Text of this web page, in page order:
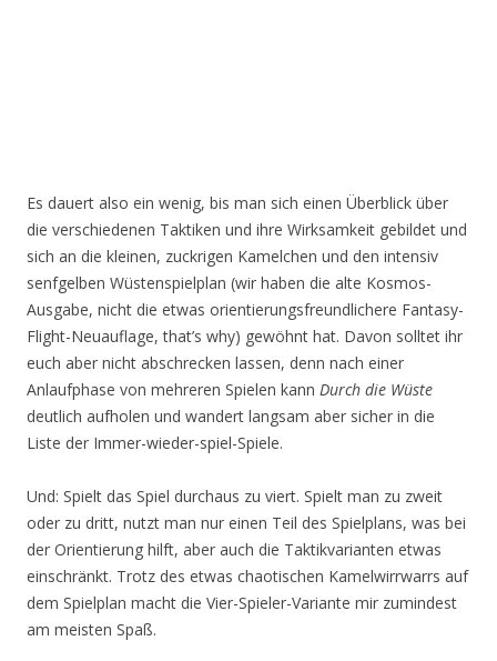
Es dauert also ein wenig, bis man sich einen Überblick über
die verschiedenen Taktiken und ihre Wirksamkeit gebildet und
sich an die kleinen, zuckrigen Kamelchen und den intensiv
senfgelben Wüstenspielplan (wir haben die alte Kosmos-
Ausgabe, nicht die etwas orientierungsfreundlichere Fantasy-
Flight-Neuauflage, that’s why) gewöhnt hat. Davon solltet ihr
euch aber nicht abschrecken lassen, denn nach einer
Anlaufphase von mehreren Spielen kann Durch die Wüste
deutlich aufholen und wandert langsam aber sicher in die
Liste der Immer-wieder-spiel-Spiele.
Und: Spielt das Spiel durchaus zu viert. Spielt man zu zweit
oder zu dritt, nutzt man nur einen Teil des Spielplans, was bei
der Orientierung hilft, aber auch die Taktikvarianten etwas
einschränkt. Trotz des etwas chaotischen Kamelwirrwarrs auf
dem Spielplan macht die Vier-Spieler-Variante mir zumindest
am meisten Spaß.